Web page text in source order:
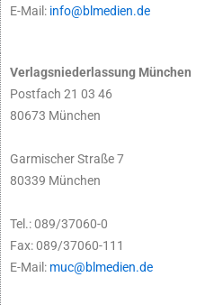
E-Mail: info@blmedien.de
Verlagsniederlassung München
Postfach 21 03 46
80673 München
Garmischer Straße 7
80339 München
Tel.: 089/37060-0
Fax: 089/37060-111
E-Mail: muc@blmedien.de